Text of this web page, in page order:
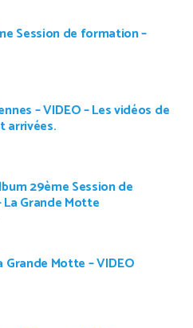
Session de formation –
– VIDEO – Les vidéos de
arrivées.
29ème Session de
Grande Motte
Grande Motte – VIDEO